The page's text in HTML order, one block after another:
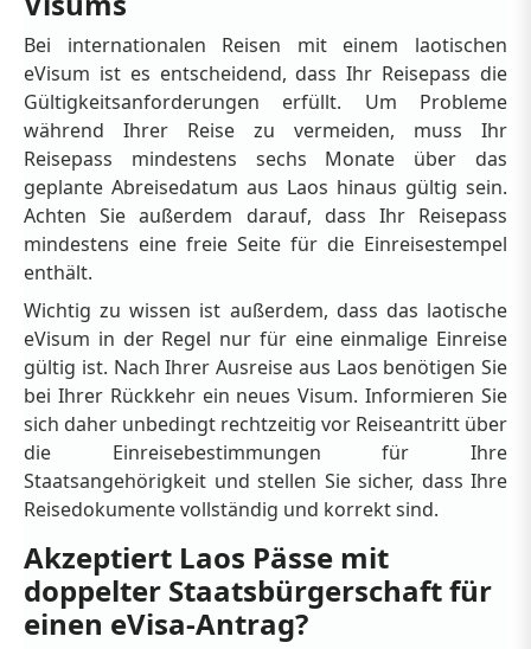
Bei internationalen Reisen mit einem laotischen
eVisum ist es entscheidend, dass Ihr Reisepass die
Gültigkeitsanforderungen erfüllt. Um Probleme
während Ihrer Reise zu vermeiden, muss Ihr
Reisepass mindestens sechs Monate über das
geplante Abreisedatum aus Laos hinaus gültig sein.
Achten Sie außerdem darauf, dass Ihr Reisepass
mindestens eine freie Seite für die Einreisestempel
enthält.
Wichtig zu wissen ist außerdem, dass das laotische
eVisum in der Regel nur für eine einmalige Einreise
gültig ist. Nach Ihrer Ausreise aus Laos benötigen Sie
bei Ihrer Rückkehr ein neues Visum. Informieren Sie
sich daher unbedingt rechtzeitig vor Reiseantritt über
die Einreisebestimmungen für Ihre
Staatsangehörigkeit und stellen Sie sicher, dass Ihre
Reisedokumente vollständig und korrekt sind.
Akzeptiert Laos Pässe mit
doppelter Staatsbürgerschaft für
einen eVisa-Antrag?